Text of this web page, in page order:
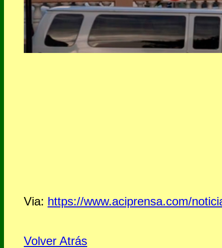
Via: https://www.aciprensa.com/
Volver Atrás